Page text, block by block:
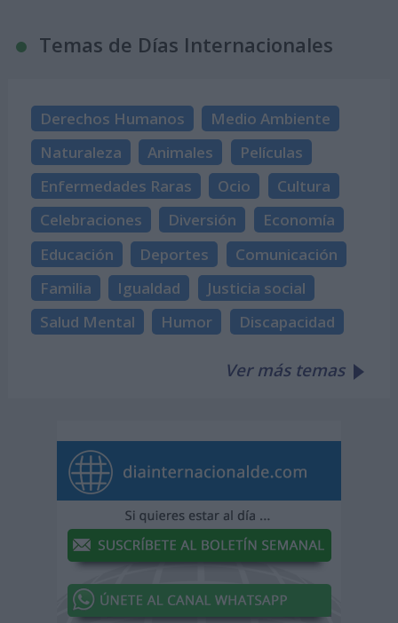
Temas de Días Internacionales
Derechos Humanos
Medio Ambiente
Naturaleza
Animales
Películas
Enfermedades Raras
Ocio
Cultura
Celebraciones
Diversión
Economía
Educación
Deportes
Comunicación
Familia
Igualdad
Justicia social
Salud Mental
Humor Discapacidad
Ver más temas